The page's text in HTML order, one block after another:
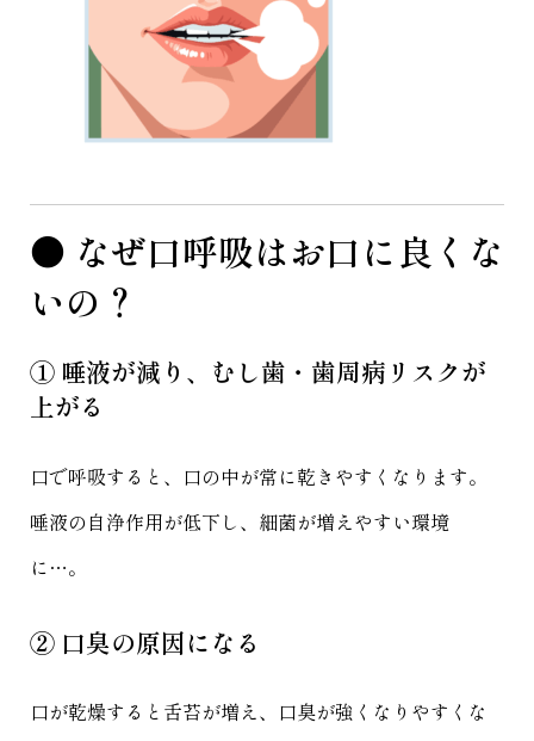
● なぜ口呼吸はお口に良くな
いの？
① 唾液が減り、むし歯・歯周病リスクが
上がる
口で呼吸すると、口の中が常に乾きやすくなります。
唾液の自浄作用が低下し、細菌が増えやすい環境
に…。
② 口臭の原因になる
口が乾燥すると舌苔が増え、口臭が強くなりやすくな